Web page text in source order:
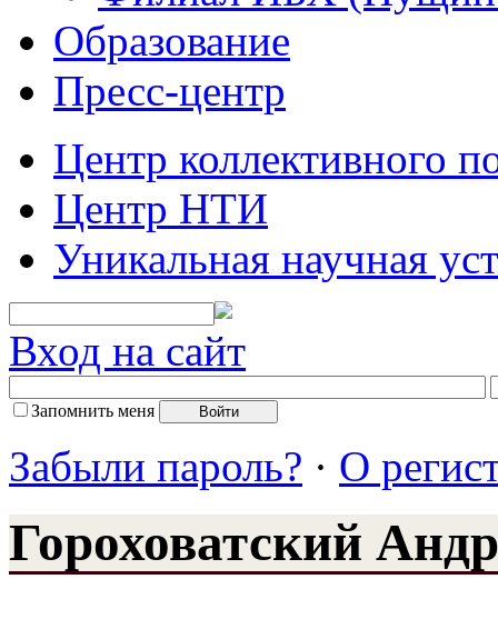
Образование
Пресс-центр
Центр коллективного
Центр НТИ
Уникальная научная
Вход на сайт
Запомнить меня
Забыли пароль? · О
Гороховатский